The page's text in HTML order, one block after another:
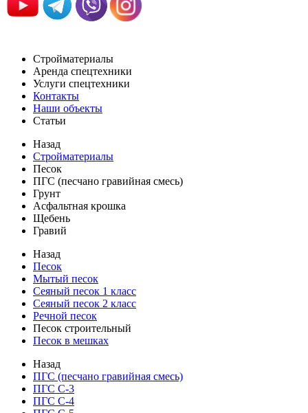
Стройматериалы
Аренда спецтехники
Услуги спецтехники
Контакты
Наши объекты
Статьи
Назад
Стройматериалы
Песок
ПГС (песчано гравийная смесь)
Грунт
Асфальтная крошка
Щебень
Гравий
Назад
Песок
Мытый песок
Сеяный песок 1 класс
Сеяный песок 2 класс
Речной песок
Песок строительный
Песок в мешках
Назад
ПГС (песчано гравийная смесь)
ПГС С-3
ПГС С-4